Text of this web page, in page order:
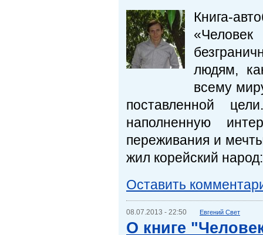
Книга-
людям,
всему
поставленной
наполненную
переживания и
жил корейский
Оставить
08.07.2013 - 22:50 Евгений Свет
О книге